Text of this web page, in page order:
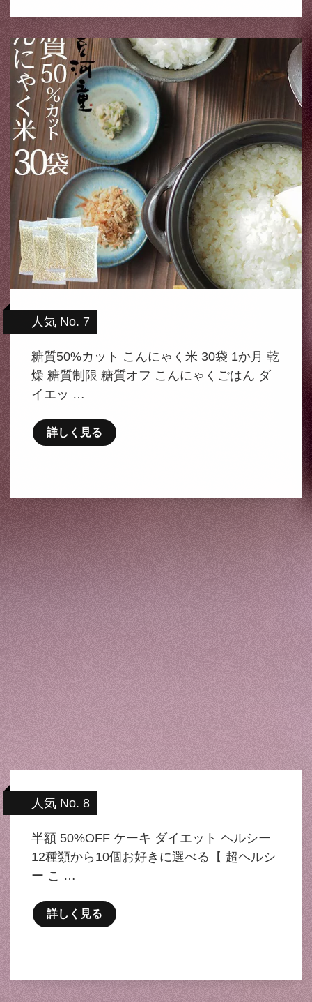
人気 No. 7
糖質50%カット こんにゃく米 30袋 1か月 乾
燥 糖質制限 糖質オフ こんにゃくごはん ダ
イエッ …
詳しく見る
人気 No. 8
半額 50%OFF ケーキ ダイエット ヘルシー
12種類から10個お好きに選べる【 超ヘルシ
ー こ …
詳しく見る